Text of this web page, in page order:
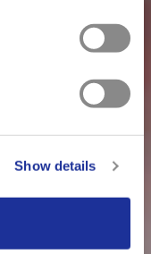
Show details